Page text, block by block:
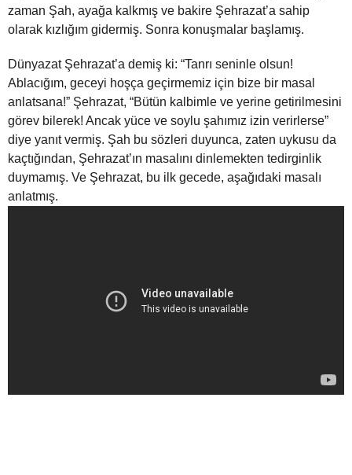
zaman Şah, ayağa kalkmış ve bakire Şehrazat’a sahip
olarak kızlığım gidermiş. Sonra konuşmalar başlamış.
Dünyazat Şehrazat’a demiş ki: “Tanrı seninle olsun!
Ablacığım, geceyi hoşça geçirmemiz için bize bir masal
anlatsana!” Şehrazat, “Bütün kalbimle ve yerine getirilmesini
görev bilerek! Ancak yüce ve soylu şahımız izin verirlerse”
diye yanıt vermiş. Şah bu sözleri duyunca, zaten uykusu da
kaçtığından, Şehrazat’ın masalını dinlemekten tedirginlik
duymamış. Ve Şehrazat, bu ilk gecede, aşağıdaki masalı
anlatmış.